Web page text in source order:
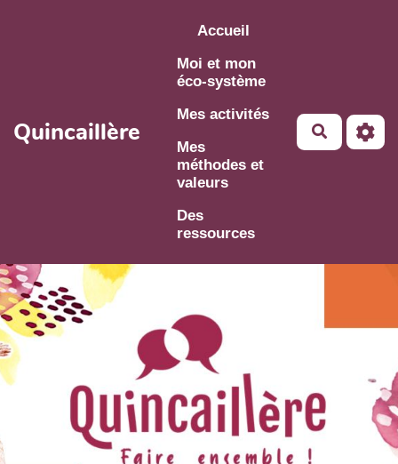
Aller au contenu principal
Quincaillère
Accueil
Moi et mon
éco-système
Mes activités
Mes
méthodes et
valeurs
Des
ressources